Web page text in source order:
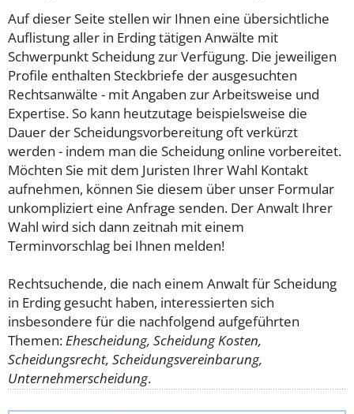
Auf dieser Seite stellen wir Ihnen eine übersichtliche
Auflistung aller in Erding tätigen Anwälte mit
Schwerpunkt Scheidung zur Verfügung. Die jeweiligen
Profile enthalten Steckbriefe der ausgesuchten
Rechtsanwälte - mit Angaben zur Arbeitsweise und
Expertise. So kann heutzutage beispielsweise die
Dauer der Scheidungsvorbereitung oft verkürzt
werden - indem man die Scheidung online vorbereitet.
Möchten Sie mit dem Juristen Ihrer Wahl Kontakt
aufnehmen, können Sie diesem über unser Formular
unkompliziert eine Anfrage senden. Der Anwalt Ihrer
Wahl wird sich dann zeitnah mit einem
Terminvorschlag bei Ihnen melden!
Rechtsuchende, die nach einem Anwalt für Scheidung
in Erding gesucht haben, interessierten sich
insbesondere für die nachfolgend aufgeführten
Themen:Ehescheidung, Scheidung Kosten,
Scheidungsrecht, Scheidungsvereinbarung,
Unternehmerscheidung.